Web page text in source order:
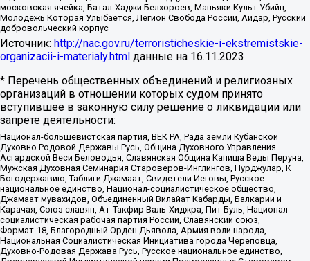
московская ячейка, Батал-Хаджи Белхороев, Маньяки Культ Убийц,
Молодёжь Которая Улыбается, Легион Свобода России, Айдар, Русский
добровольческий корпус
Источник: http://nac.gov.ru/terroristicheskie-i-ekstremistskie-
organizacii-i-materialy.html данные на 16.11.2023
* Перечень общественных объединений и религиозных
организаций в отношении которых судом принято
вступившее в законную силу решение о ликвидации или
запрете деятельности:
Национал-большевистская партия, ВЕК РА, Рада земли Кубанской
Духовно Родовой Державы Русь, Община Духовного Управления
Асгардской Веси Беловодья, Славянская Община Капища Веды Перуна,
Мужская Духовная Семинария Староверов-Инглингов, Нурджулар, К
Богодержавию, Таблиги Джамаат, Свидетели Иеговы, Русское
национальное единство, Национал-социалистическое общество,
Джамаат мувахидов, Объединенный Вилайат Кабарды, Балкарии и
Карачая, Союз славян, Ат-Такфир Валь-Хиджра, Пит Буль, Национал-
социалистическая рабочая партия России, Славянский союз,
Формат-18, Благородный Орден Дьявола, Армия воли народа,
Национальная Социалистическая Инициатива города Череповца,
Духовно-Родовая Держава Русь, Русское национальное единство,